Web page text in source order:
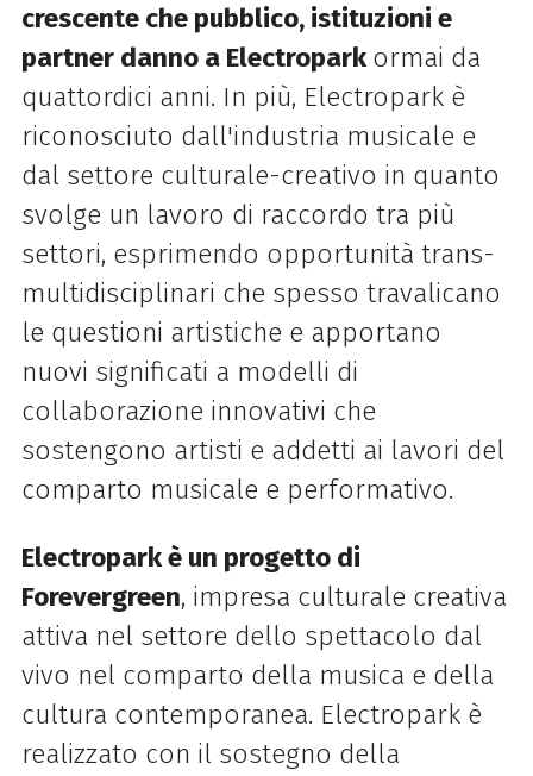
crescente che pubblico, istituzioni e
partner danno a Electropark ormai da
quattordici anni. In più, Electropark è
riconosciuto dall'industria musicale e
dal settore culturale-creativo in quanto
svolge un lavoro di raccordo tra più
settori, esprimendo opportunità trans-
multidisciplinari che spesso travalicano
le questioni artistiche e apportano
nuovi significati a modelli di
collaborazione innovativi che
sostengono artisti e addetti ai lavori del
comparto musicale e performativo.
Electropark è un progetto di
Forevergreen, impresa culturale creativa
attiva nel settore dello spettacolo dal
vivo nel comparto della musica e della
cultura contemporanea. Electropark è
realizzato con il sostegno della